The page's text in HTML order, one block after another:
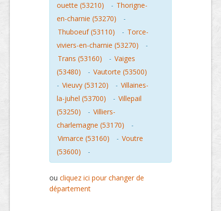
ouette (53210)
- Thorigne-
en-charnie (53270)
-
Thuboeuf (53110)
- Torce-
viviers-en-charnie (53270)
-
Trans (53160)
- Vaiges
(53480)
- Vautorte (53500)
- Vieuvy (53120) - Villaines-
la-juhel (53700)
- Villepail
(53250)
- Villiers-
charlemagne (53170)
-
Vimarce (53160)
- Voutre
(53600)
-
ou cliquez ici pour changer de
département